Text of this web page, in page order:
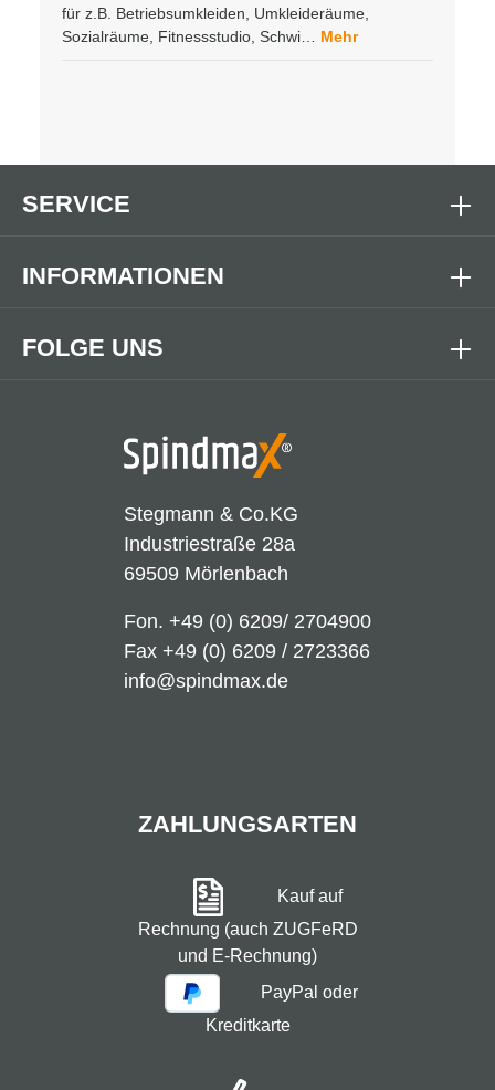
für z.B. Betriebsumkleiden, Umkleideräume,
Sozialräume, Fitnessstudio, Schwi… Mehr
Stegmann & Co.KG
Industriestraße 28a
69509 Mörlenbach
Fon. +49 (0) 6209/ 2704900
Fax +49 (0) 6209 / 2723366
info@spindmax.de
FOLGE UNS
SERVICE
INFORMATIONEN
ZAHLUNGSARTEN
Kauf auf
Rechnung (auch ZUGFeRD
und E-Rechnung)
PayPal oder
Kreditkarte